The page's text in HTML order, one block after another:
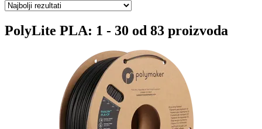
PolyLite PLA: 1 - 30 od 83 proizvoda